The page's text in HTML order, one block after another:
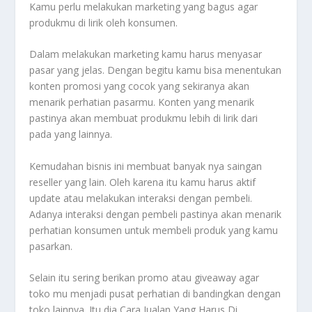
Kamu perlu melakukan marketing yang bagus agar
produkmu di lirik oleh konsumen.
Dalam melakukan marketing kamu harus menyasar
pasar yang jelas. Dengan begitu kamu bisa menentukan
konten promosi yang cocok yang sekiranya akan
menarik perhatian pasarmu. Konten yang menarik
pastinya akan membuat produkmu lebih di lirik dari
pada yang lainnya.
Kemudahan bisnis ini membuat banyak nya saingan
reseller yang lain. Oleh karena itu kamu harus aktif
update atau melakukan interaksi dengan pembeli.
Adanya interaksi dengan pembeli pastinya akan menarik
perhatian konsumen untuk membeli produk yang kamu
pasarkan.
Selain itu sering berikan promo atau giveaway agar
toko mu menjadi pusat perhatian di bandingkan dengan